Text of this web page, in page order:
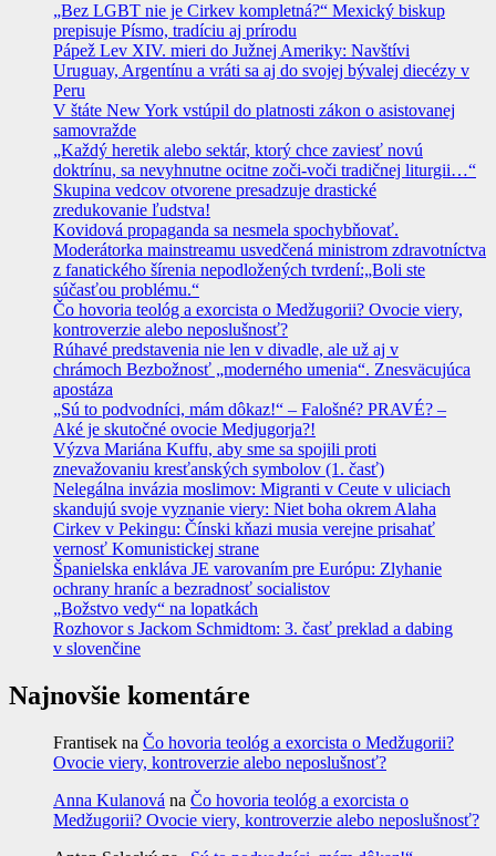
„Bez LGBT nie je Cirkev kompletná?“ Mexický biskup
prepisuje Písmo, tradíciu aj prírodu
Pápež Lev XIV. mieri do Južnej Ameriky: Navštívi
Uruguay, Argentínu a vráti sa aj do svojej bývalej diecézy v
Peru
V štáte New York vstúpil do platnosti zákon o asistovanej
samovražde
„Každý heretik alebo sektár, ktorý chce zaviesť novú
doktrínu, sa nevyhnutne ocitne zoči-voči tradičnej liturgii…“
Skupina vedcov otvorene presadzuje drastické
zredukovanie ľudstva!
Kovidová propaganda sa nesmela spochybňovať.
Moderátorka mainstreamu usvedčená ministrom zdravotníctva
z fanatického šírenia nepodložených tvrdení:„Boli ste
súčasťou problému.“
Čo hovoria teológ a exorcista o Medžugorii? Ovocie viery,
kontroverzie alebo neposlušnosť?
Rúhavé predstavenia nie len v divadle, ale už aj v
chrámoch Bezbožnosť „moderného umenia“. Znesväcujúca
apostáza
„Sú to podvodníci, mám dôkaz!“ – Falošné? PRAVÉ? –
Aké je skutočné ovocie Medjugorja?!
Výzva Mariána Kuffu, aby sme sa spojili proti
znevažovaniu kresťanských symbolov (1. časť)
Nelegálna invázia moslimov: Migranti v Ceute v uliciach
skandujú svoje vyznanie viery: Niet boha okrem Alaha
Cirkev v Pekingu: Čínski kňazi musia verejne prisahať
vernosť Komunistickej strane
Španielska enkláva JE varovaním pre Európu: Zlyhanie
ochrany hraníc a bezradnosť socialistov
„Božstvo vedy“ na lopatkách
Rozhovor s Jackom Schmidtom: 3. časť preklad a dabing
v slovenčine
Najnovšie komentáre
Frantisek na Čo hovoria teológ a exorcista o Medžugorii?
Ovocie viery, kontroverzie alebo neposlušnosť?
Anna Kulanová na Čo hovoria teológ a exorcista o
Medžugorii? Ovocie viery, kontroverzie alebo neposlušnosť?